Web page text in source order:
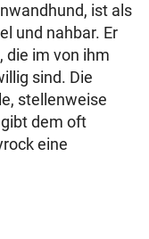
ist als
und nahbar. Er
die im von ihm
sind. Die
stellenweise
dem oft
eine